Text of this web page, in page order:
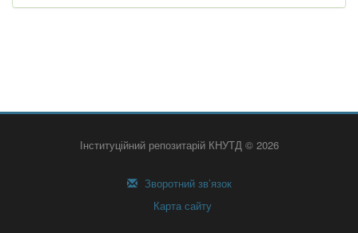
Інституційний репозитарій КНУТД © 2026
Зворотний зв’язок
Карта сайту